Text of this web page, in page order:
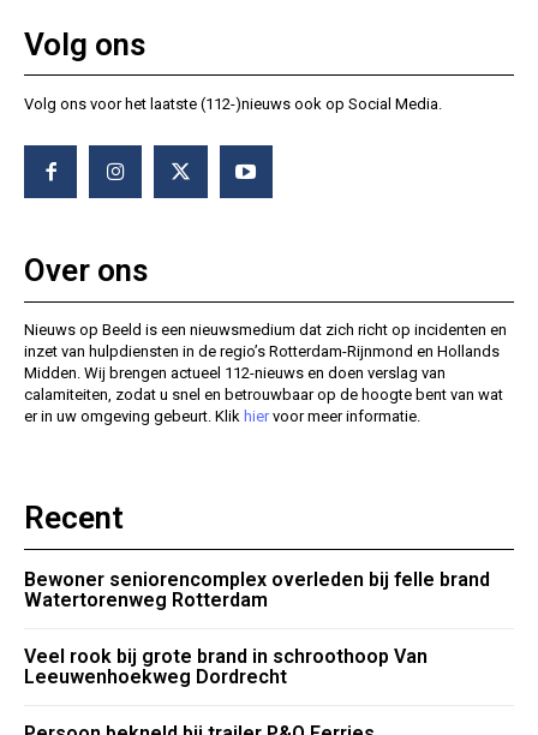
Volg ons
Volg ons voor het laatste (112-)nieuws ook op Social Media.
Over ons
Nieuws op Beeld is een nieuwsmedium dat zich richt op incidenten en
inzet van hulpdiensten in de regio’s Rotterdam-Rijnmond en Hollands
Midden. Wij brengen actueel 112-nieuws en doen verslag van
calamiteiten, zodat u snel en betrouwbaar op de hoogte bent van wat
er in uw omgeving gebeurt. Klik hiervoor meer informatie.
Recent
Bewoner seniorencomplex overleden bij felle brand
Watertorenweg Rotterdam
Veel rook bij grote brand in schroothoop Van
Leeuwenhoekweg Dordrecht